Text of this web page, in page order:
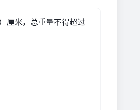
厘米，总重量不得超过